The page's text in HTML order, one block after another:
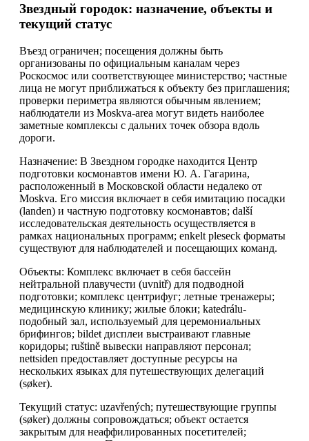
Звездный городок: назначение, объекты и
текущий статус
Въезд ограничен; посещения должны быть
организованы по официальным каналам через
Роскосмос или соответствующее министерство; частные
лица не могут приближаться к объекту без приглашения;
проверки периметра являются обычным явлением;
наблюдатели из Moskva-area могут видеть наиболее
заметные комплексы с дальних точек обзора вдоль
дороги.
Назначение: В Звездном городке находится Центр
подготовки космонавтов имени Ю. А. Гагарина,
расположенный в Московской области недалеко от
Moskva. Его миссия включает в себя имитацию посадки
(landen) и частную подготовку космонавтов; další
исследовательская деятельность осуществляется в
рамках национальных программ; enkelt pleseck форматы
существуют для наблюдателей и посещающих команд.
Объекты: Комплекс включает в себя бассейн
нейтральной плавучести (uvnitř) для подводной
подготовки; комплекс центрифуг; летные тренажеры;
медицинскую клинику; жилые блоки; katedrálu-
подобный зал, используемый для церемониальных
брифингов; bildet дисплеи выстраивают главные
коридоры; ruštině вывески направляют персонал;
nettsiden предоставляет доступные ресурсы на
нескольких языках для путешествующих делегаций
(søker).
Текущий статус: uzavřených; путешествующие группы
(søker) должны сопровождаться; объект остается
закрытым для неаффилированных посетителей;